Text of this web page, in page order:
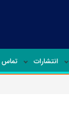
انتشارات تماس